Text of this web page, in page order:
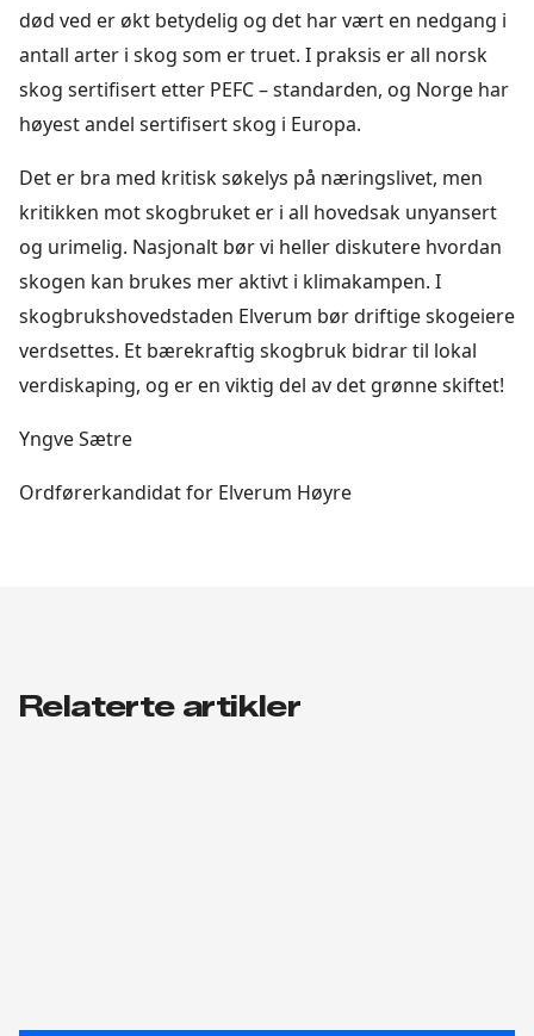
død ved er økt betydelig og det har vært en nedgang i
antall arter i skog som er truet. I praksis er all norsk
skog sertifisert etter PEFC – standarden, og Norge har
høyest andel sertifisert skog i Europa.
Det er bra med kritisk søkelys på næringslivet, men
kritikken mot skogbruket er i all hovedsak unyansert
og urimelig. Nasjonalt bør vi heller diskutere hvordan
skogen kan brukes mer aktivt i klimakampen. I
skogbrukshovedstaden Elverum bør driftige skogeiere
verdsettes. Et bærekraftig skogbruk bidrar til lokal
verdiskaping, og er en viktig del av det grønne skiftet!
Yngve Sætre
Ordførerkandidat for Elverum Høyre
Relaterte artikler